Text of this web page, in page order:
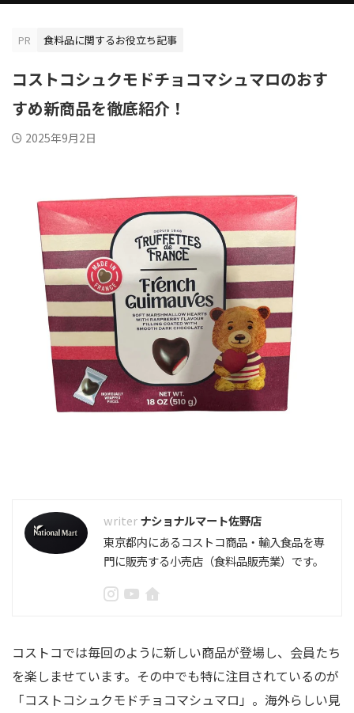
PR 食料品に関するお役立ち記事
コストコシュクモドチョコマシュマロのおす
すめ新商品を徹底紹介！
2025年9月2日
ナショナルマート佐野店
東京都内にあるコストコ商品・輸入食品を専
門に販売する小売店（食料品販売業）です。
コストコでは毎回のように新しい商品が登場し、会員たち
を楽しませています。その中でも特に注目されているのが
「コストコシュクモドチョコマシュマロ」。海外らしい見